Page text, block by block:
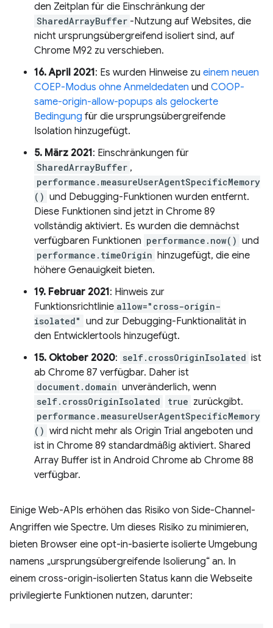
den Zeitplan für die Einschränkung der
SharedArrayBuffer -Nutzung auf Websites, die
nicht ursprungsübergreifend isoliert sind, auf
Chrome M92 zu verschieben.
16. April 2021: Es wurden Hinweise zu einem neuen
COEP-Modus ohne Anmeldedaten und COOP-
same-origin-allow-popups als gelockerte
Bedingung für die ursprungsübergreifende
Isolation hinzugefügt.
5. März 2021: Einschränkungen für
SharedArrayBuffer ,
performance.measureUserAgentSpecificMemory
() und Debugging-Funktionen wurden entfernt.
Diese Funktionen sind jetzt in Chrome 89
vollständig aktiviert. Es wurden die demnächst
verfügbaren Funktionen performance.now() und
performance.timeOrigin hinzugefügt, die eine
höhere Genauigkeit bieten.
19. Februar 2021: Hinweis zur
Funktionsrichtlinie allow="cross-origin-
isolated" und zur Debugging-Funktionalität in
den Entwicklertools hinzugefügt.
15. Oktober 2020: self.crossOriginIsolated ist
ab Chrome 87 verfügbar. Daher ist
document.domain unveränderlich, wenn
self.crossOriginIsolated true zurückgibt.
performance.measureUserAgentSpecificMemory
() wird nicht mehr als Origin Trial angeboten und
ist in Chrome 89 standardmäßig aktiviert. Shared
Array Buffer ist in Android Chrome ab Chrome 88
verfügbar.
Einige Web-APIs erhöhen das Risiko von Side-Channel-
Angriffen wie Spectre. Um dieses Risiko zu minimieren,
bieten Browser eine opt-in-basierte isolierte Umgebung
namens „ursprungsübergreifende Isolierung“ an. In
einem cross-origin-isolierten Status kann die Webseite
privilegierte Funktionen nutzen, darunter: